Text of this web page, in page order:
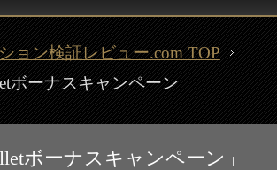
ョン検証レビュー.com TOP
ボーナスキャンペーン
ボーナスキャンペーン」